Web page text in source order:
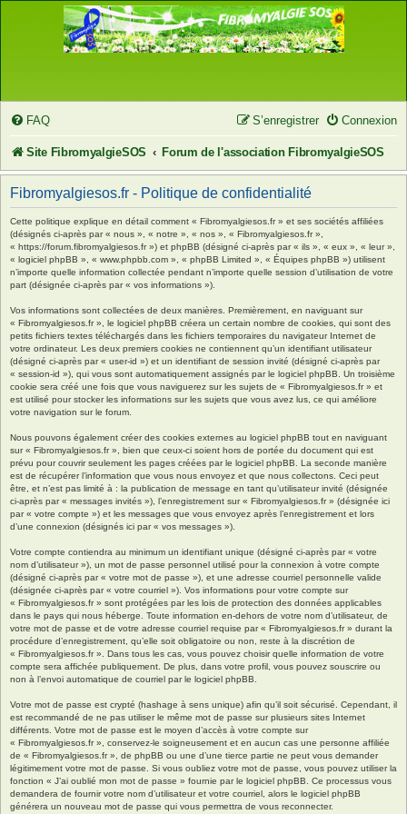
FAQ Connexion
S’enregistrer
Site FibromyalgieSOS Forum de l'association FibromyalgieSOS
Fibromyalgiesos.fr - Politique de confidentialité
Cette politique explique en détail comment « Fibromyalgiesos.fr » et ses sociétés affiliées
(désignés ci-après par « nous », « notre », « nos », « Fibromyalgiesos.fr »,
« https://forum.fibromyalgiesos.fr ») et phpBB (désigné ci-après par « ils », « eux », « leur »,
« logiciel phpBB », « www.phpbb.com », « phpBB Limited », « Équipes phpBB ») utilisent
n’importe quelle information collectée pendant n’importe quelle session d’utilisation de votre
part (désignée ci-après par « vos informations »).
Vos informations sont collectées de deux manières. Premièrement, en naviguant sur
« Fibromyalgiesos.fr », le logiciel phpBB créera un certain nombre de cookies, qui sont des
petits fichiers textes téléchargés dans les fichiers temporaires du navigateur Internet de
votre ordinateur. Les deux premiers cookies ne contiennent qu’un identifiant utilisateur
(désigné ci-après par « user-id ») et un identifiant de session invité (désigné ci-après par
« session-id »), qui vous sont automatiquement assignés par le logiciel phpBB. Un troisième
cookie sera créé une fois que vous naviguerez sur les sujets de « Fibromyalgiesos.fr » et
est utilisé pour stocker les informations sur les sujets que vous avez lus, ce qui améliore
votre navigation sur le forum.
Nous pouvons également créer des cookies externes au logiciel phpBB tout en naviguant
sur « Fibromyalgiesos.fr », bien que ceux-ci soient hors de portée du document qui est
prévu pour couvrir seulement les pages créées par le logiciel phpBB. La seconde manière
est de récupérer l’information que vous nous envoyez et que nous collectons. Ceci peut
être, et n’est pas limité à : la publication de message en tant qu’utilisateur invité (désignée
ci-après par « messages invités »), l’enregistrement sur « Fibromyalgiesos.fr » (désignée ici
par « votre compte ») et les messages que vous envoyez après l’enregistrement et lors
d’une connexion (désignés ici par « vos messages »).
Votre compte contiendra au minimum un identifiant unique (désigné ci-après par « votre
nom d’utilisateur »), un mot de passe personnel utilisé pour la connexion à votre compte
(désigné ci-après par « votre mot de passe »), et une adresse courriel personnelle valide
(désignée ci-après par « votre courriel »). Vos informations pour votre compte sur
« Fibromyalgiesos.fr » sont protégées par les lois de protection des données applicables
dans le pays qui nous héberge. Toute information en-dehors de votre nom d’utilisateur, de
votre mot de passe et de votre adresse courriel requise par « Fibromyalgiesos.fr » durant la
procédure d’enregistrement, qu’elle soit obligatoire ou non, reste à la discrétion de
« Fibromyalgiesos.fr ». Dans tous les cas, vous pouvez choisir quelle information de votre
compte sera affichée publiquement. De plus, dans votre profil, vous pouvez souscrire ou
non à l’envoi automatique de courriel par le logiciel phpBB.
Votre mot de passe est crypté (hashage à sens unique) afin qu’il soit sécurisé. Cependant, il
est recommandé de ne pas utiliser le même mot de passe sur plusieurs sites Internet
différents. Votre mot de passe est le moyen d’accès à votre compte sur
« Fibromyalgiesos.fr », conservez-le soigneusement et en aucun cas une personne affiliée
de « Fibromyalgiesos.fr », de phpBB ou une d’une tierce partie ne peut vous demander
légitimement votre mot de passe. Si vous oubliez votre mot de passe, vous pouvez utiliser la
fonction « J’ai oublié mon mot de passe » fournie par le logiciel phpBB. Ce processus vous
demandera de fournir votre nom d’utilisateur et votre courriel, alors le logiciel phpBB
générera un nouveau mot de passe qui vous permettra de vous reconnecter.